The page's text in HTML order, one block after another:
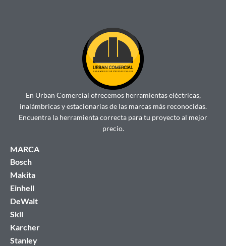
En Urban Comercial ofrecemos herramientas eléctricas,
inalámbricas y estacionarias de las marcas más reconocidas.
Encuentra la herramienta correcta para tu proyecto al mejor
precio.
MARCA
Bosch
Makita
Einhell
DeWalt
Skil
Karcher
Stanley